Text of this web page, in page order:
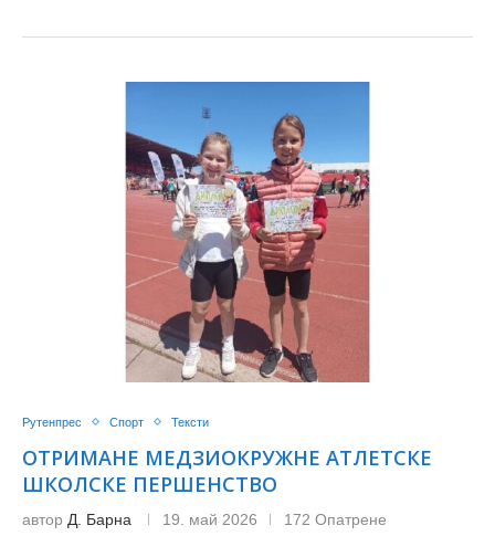
Рутенпрес Спорт Тексти
ОТРИМАНЕ МЕДЗИОКРУЖНЕ АТЛЕТСКЕ
ШКОЛСКЕ ПЕРШЕНСТВО
автор Д. Барна 19. май 2026 172 Опатрене